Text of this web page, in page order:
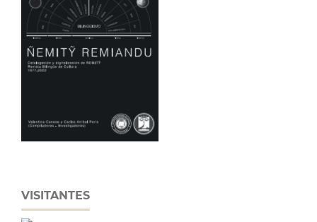
VISITANTES